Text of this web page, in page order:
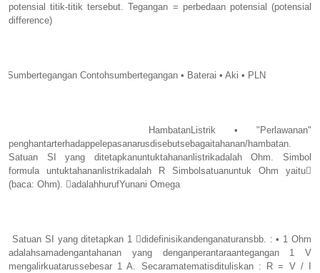
potensial titik-titik tersebut. Tegangan = perbedaan potensial (potensial
difference)
Sumbertegangan Contohsumbertegangan • Baterai • Aki • PLN
HambatanListrik • "Perlawanan"
penghantarterhadappelepasanarusdisebutsebagaitahanan/hambatan.
Satuan SI yang ditetapkanuntuktahananlistrikadalah Ohm. Simbol
formula untuktahananlistrikadalah R Simbolsatuanuntuk Ohm yaitu
(baca: Ohm). adalahhurufYunani Omega
Satuan SI yang ditetapkan 1 didefinisikandenganaturansbb. : • 1 Ohm
adalahsamadengantahanan yang denganperantaraantegangan 1 V
mengalirkuatarussebesar 1 A. Secaramatematisdituliskan : R = V / I